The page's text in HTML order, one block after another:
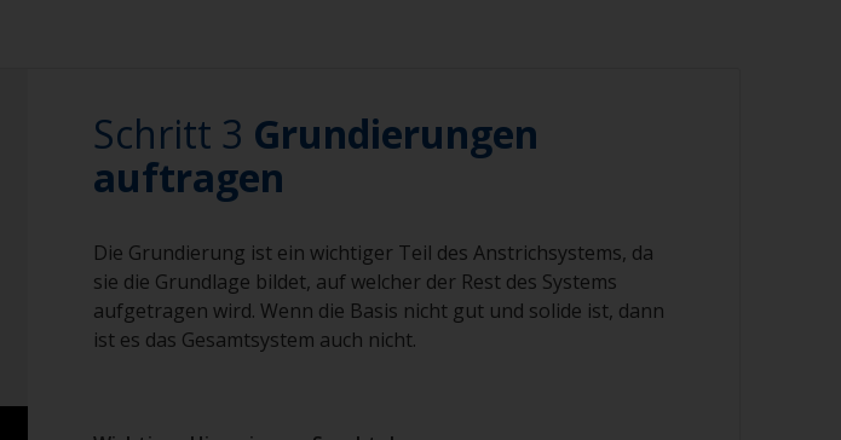
Achten Sie darauf, nicht über die Dichtungsmassen um
Fenster oder Beschläge zu schleifen, da die Dichtungsmasse
die Oberfläche verunreinigen kann. Decken Sie diese Bereiche
Sandstrahlen ist die beste Methode, um blanken Stahl
vorzubereiten, da es ein ideales Profil für das
Beschichtungssystem bietet. Beim Sandstrahlen ist die
Vorgabe Sa 2½ maßgeblich. Dies sollte von einem Fachmann
Schritt 3 Grundierungen
auftragen
Die Grundierung ist ein wichtiger Teil des Anstrichsystems, da
sie die Grundlage bildet, auf welcher der Rest des Systems
aufgetragen wird. Wenn die Basis nicht gut und solide ist, dann
ist es das Gesamtsystem auch nicht.